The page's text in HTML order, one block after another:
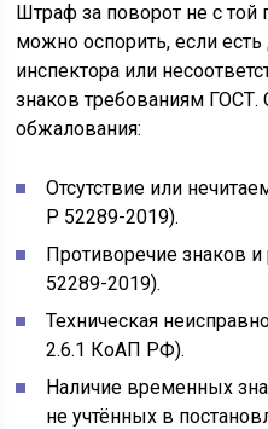
Штраф за поворот не с
можно оспорить, если
инспектора или
знаков требованиям ГОСТ.
обжалования:
Отсутствие или
Р 52289-2019).
Противоречие знаков
52289-2019).
Техническая
2.6.1 КоАП РФ).
Наличие временных
не учтённых в